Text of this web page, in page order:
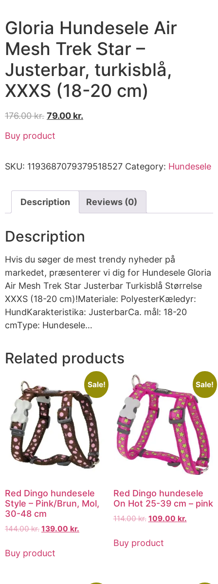
Gloria Hundesele Air
Mesh Trek Star –
Justerbar, turkisblå,
XXXS (18-20 cm)
176.00kr. 79.00 kr.
Buy product
SKU: 1193687079379518527 Category: Hundesele
Description Reviews (0)
Description
Hvis du søger de mest trendy nyheder på
markedet, præsenterer vi dig for Hundesele Gloria
Air Mesh Trek Star Justerbar Turkisblå Størrelse
XXXS (18-20 cm)!Materiale: PolyesterKæledyr:
HundKarakteristika: JusterbarCa. mål: 18-20
cmType: Hundesele…
Related products
Sale!
Red Dingo hundesele
Style – Pink/Brun, Mol,
30-48 cm
144.00kr. 139.00 kr.
Buy product
Sale!
Red Dingo hundesele
On Hot 25-39 cm – pink
114.00kr. 109.00 kr.
Buy product